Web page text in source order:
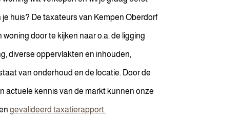
huis? De taxateurs van Kempen Oberdorf
door te kijken naar o.a. de ligging
diverse oppervlakten en inhouden,
van onderhoud en de locatie. Door de
actuele kennis van de markt kunnen onze
gevalideerd taxatierapport.